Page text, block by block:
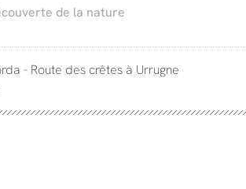
de la nature
- Route des crêtes à Urrugne